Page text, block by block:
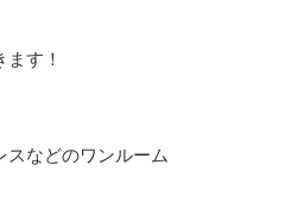
す！
などのワンルーム